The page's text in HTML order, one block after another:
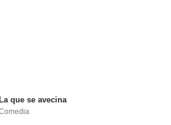
La que se avecina